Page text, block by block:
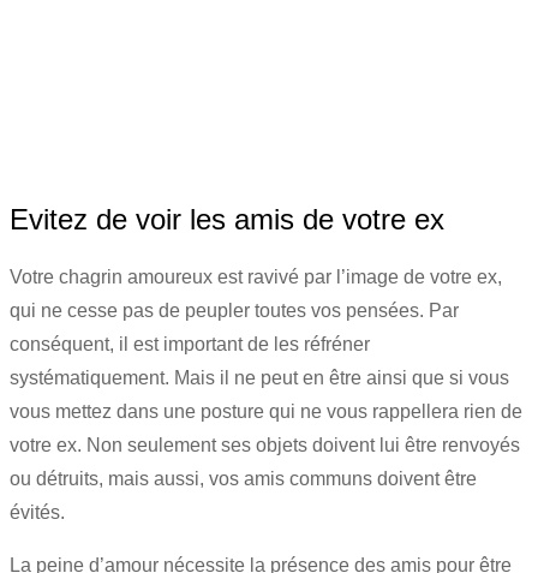
Evitez de voir les amis de votre ex
Votre chagrin amoureux est ravivé par l’image de votre ex,
qui ne cesse pas de peupler toutes vos pensées. Par
conséquent, il est important de les réfréner
systématiquement. Mais il ne peut en être ainsi que si vous
vous mettez dans une posture qui ne vous rappellera rien de
votre ex. Non seulement ses objets doivent lui être renvoyés
ou détruits, mais aussi, vos amis communs doivent être
évités.
La peine d’amour nécessite la présence des amis pour être